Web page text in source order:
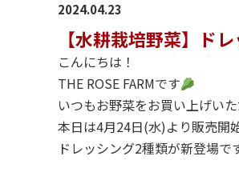
2024.04.23
【水耕栽培野菜】ド
こんにちは！
THE ROSE FARMです
いつもお野菜をお買い上げい
本日は4月24日(水)より販売開
ドレッシング2種類が新登場で